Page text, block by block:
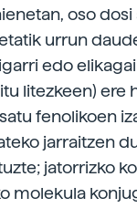
oso dosi
urrun
edo
litezkeen) ere
fenolikoen
jarraitzen
jatorrizko
molekula